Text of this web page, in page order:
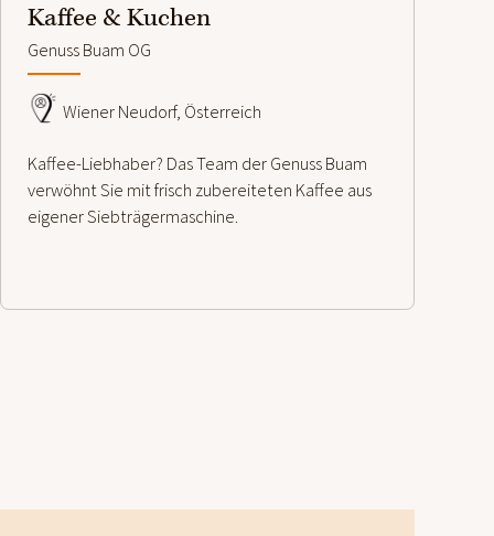
Kaffee & Kuchen
Genuss Buam OG
Wiener Neudorf, Österreich
Kaffee-Liebhaber? Das Team der Genuss Buam
verwöhnt Sie mit frisch zubereiteten Kaffee aus
eigener Siebträgermaschine.